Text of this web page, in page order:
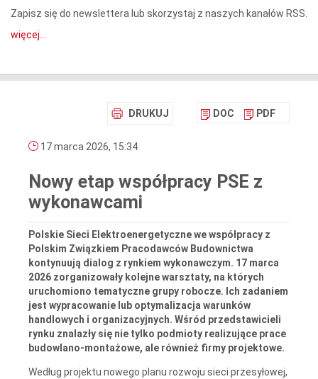
Zapisz się do newslettera lub skorzystaj z naszych kanałów RSS.
więcej...
DRUKUJ DOC PDF
17 marca 2026, 15:34
Nowy etap współpracy PSE z
wykonawcami
Polskie Sieci Elektroenergetyczne we współpracy z
Polskim Związkiem Pracodawców Budownictwa
kontynuują dialog z rynkiem wykonawczym. 17 marca
2026 zorganizowały kolejne warsztaty, na których
uruchomiono tematyczne grupy robocze. Ich zadaniem
jest wypracowanie lub optymalizacja warunków
handlowych i organizacyjnych. Wśród przedstawicieli
rynku znalazły się nie tylko podmioty realizujące prace
budowlano-montażowe, ale również firmy projektowe.
Według projektu nowego planu rozwoju sieci przesyłowej,